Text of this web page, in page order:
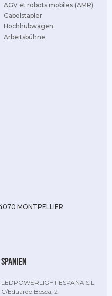
AGV et robots mobiles (AMR)
Gabelstapler
Hochhubwagen
Arbeitsbühne
MONTPELLIER
Spanien
LEDPOWERLIGHT ESPANA S.L
C/Eduardo Bosca, 21